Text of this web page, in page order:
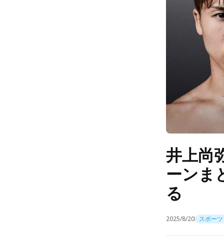
井上尚
ーンま
る
2025/8/20 スポーツ